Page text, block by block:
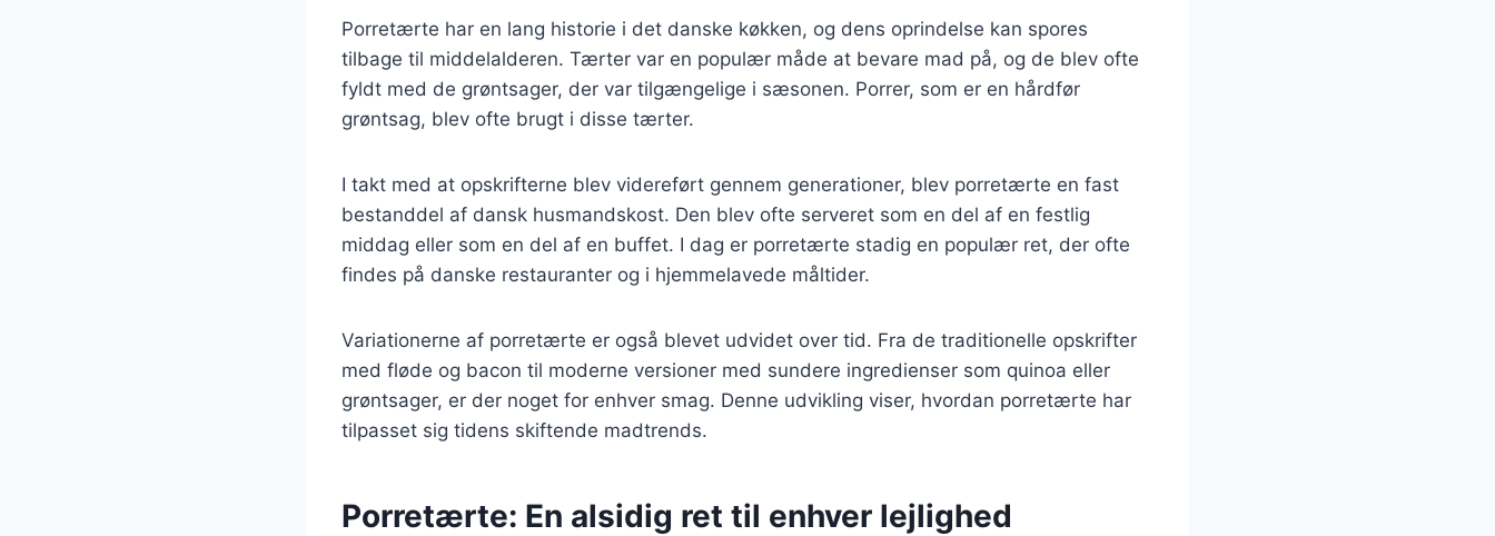
Porretærte har en lang historie i det danske køkken, og dens oprindelse kan spores
tilbage til middelalderen. Tærter var en populær måde at bevare mad på, og de blev ofte
fyldt med de grøntsager, der var tilgængelige i sæsonen. Porrer, som er en hårdfør
grøntsag, blev ofte brugt i disse tærter.
I takt med at opskrifterne blev videreført gennem generationer, blev porretærte en fast
bestanddel af dansk husmandskost. Den blev ofte serveret som en del af en festlig
middag eller som en del af en buffet. I dag er porretærte stadig en populær ret, der ofte
findes på danske restauranter og i hjemmelavede måltider.
Variationerne af porretærte er også blevet udvidet over tid. Fra de traditionelle opskrifter
med fløde og bacon til moderne versioner med sundere ingredienser som quinoa eller
grøntsager, er der noget for enhver smag. Denne udvikling viser, hvordan porretærte har
tilpasset sig tidens skiftende madtrends.
Porretærte: En alsidig ret til enhver lejlighed